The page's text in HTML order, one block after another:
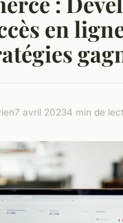
en
7 avril 20234 min de